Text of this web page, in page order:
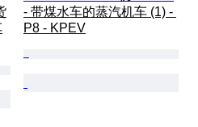
- 带煤水车的蒸汽机车 (1) -
P8 - KPEV